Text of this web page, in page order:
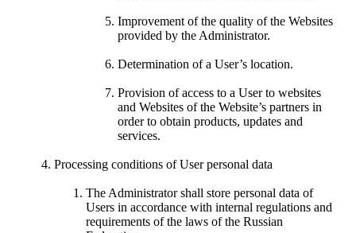
Improvement of the quality of the Websites
provided by the Administrator.
Determination of a User’s location.
Provision of access to a User to websites
and Websites of the Website’s partners in
order to obtain products, updates and
services.
Processing conditions of User personal data
The Administrator shall store personal data of
Users in accordance with internal regulations and
requirements of the laws of the Russian